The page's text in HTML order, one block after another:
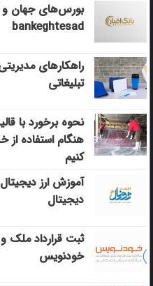
بورس‌های جهان و
bankeghtesad
راهکارهای
تبلیغاتی
نحوه برخورد با
هنگام استفاده
کنیم
آموزش ارز
دیجیتال
ثبت قرارداد ملک
خودنویس